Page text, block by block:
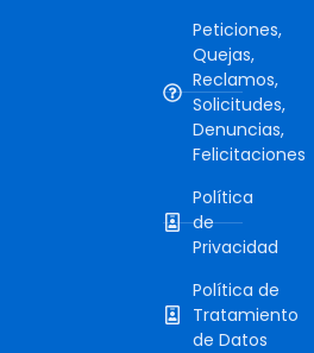
Peticiones,
Quejas,
Reclamos,
Solicitudes,
Denuncias,
Felicitaciones
Política
de
Privacidad
Política de
Tratamiento
de Datos